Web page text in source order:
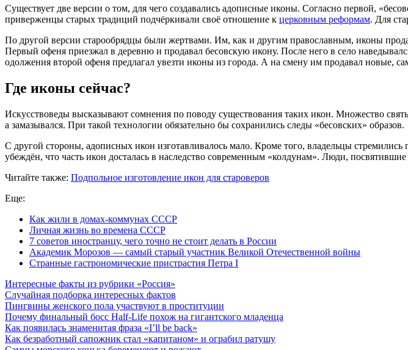
Существует две версии о том, для чего создавались адописные иконы. Согласно первой,
приверженцы старых традиций подчёркивали своё отношение к церковным реформам. Для
По другой версии старообрядцы были жертвами. Им, как и другим православным, иконы
Первый офеня приезжал в деревню и продавал бесовскую икону. После него в село
одолжения второй офеня предлагал увезти иконы из города. А на смену им продавал новые,
Где иконы сейчас?
Искусствоведы высказывают сомнения по поводу существования таких икон. Множество
а замазывался. При такой технологии обязательно бы сохранились следы «бесовских» образов.
С другой стороны, адописных икон изготавливалось мало. Кроме того, владельцы
убеждён, что часть икон досталась в наследство современным «колдунам». Люди,
Читайте также: Подпольное изготовление икон для староверов
Еще:
Как жили в домах-коммунах СССР
Личная жизнь во времена СССР
7 советов иностранцу, чего точно не стоит делать в России
Академик Морозов — самый старый участник Великой Отечественной войны
Странные гастрономические пристрастия Петра I
Интересные факты из рубрики «Россия»
Случайная подборка интересных фактов
Пингвины женского пола участвуют в проституции
Почему финальный босс Half-Life похож на гигантского младенца
Как появилась знаменитая фраза «I’ll be back»
Как безработный сапожник стал «капитаном» и ограбил ратушу